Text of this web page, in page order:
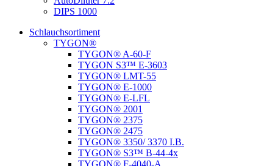
DIPS 1000
Schlauchsortiment
TYGON®
TYGON® A-60-F
TYGON S3™ E-3603
TYGON® LMT-55
TYGON® E-1000
TYGON® E-LFL
TYGON® 2001
TYGON® 2375
TYGON® 2475
TYGON® 3350/ 3370 I.B.
TYGON® S3™ B-44-4x
TYGON® F-4040-A